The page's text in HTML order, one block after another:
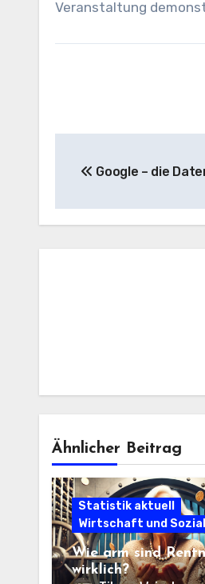
Veranstaltung
Google – die
Ähnlicher Beitrag
Statistik aktuell
Wirtschaft und
Wie arm sind
wirklich?